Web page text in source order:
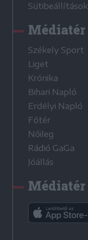
Sütibeállítások
Médiatér
Székely Sport
Liget
Krónika
Bihari Napló
Erdélyi Napló
Főtér
Nőileg
Rádió GaGa
Jóállás